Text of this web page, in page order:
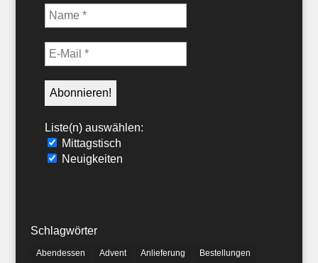
Liste(n) auswählen:
Mittagstisch
Neuigkeiten
Schlagwörter
Abendessen Advent Anlieferung Bestellungen